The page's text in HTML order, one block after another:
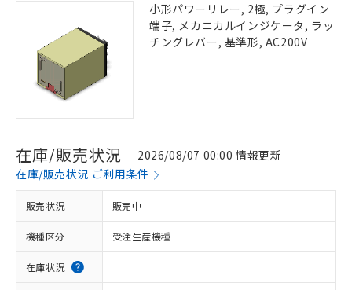
小形パワーリレー, 2極, プラグイン
端子, メカニカルインジケータ, ラッ
チングレバー, 基準形, AC200V
在庫/販売状況
2026/08/07 00:00 情報更新
在庫/販売状況 ご利用条件
販売状況 販売中
機種区分 受注生産機種
在庫状況